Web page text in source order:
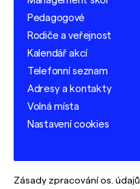
Pedagogové
Rodiče a veřejnost
Kalendář akcí
Telefonní seznam
Adresy a kontakty
Volná místa
Nastavení cookies
Zásady zpracování os. údajů